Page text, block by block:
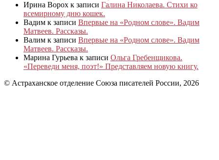
Ирина Ворох к записи Галина Николаева. Стихи ко
всемирному дню кошек.
Вадим к записи Впервые на «Родном слове». Вадим
Матвеев. Рассказы.
Валим к записи Впервые на «Родном слове». Вадим
Матвеев. Рассказы.
Марина Гурьева к записи Ольга Гребенщикова.
«Переведи меня, поэт!» Представляем новую книгу.
© Астраханское отделение Союза писателей России, 2026